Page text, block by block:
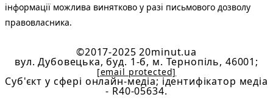
інформації можлива винятково у разі письмового дозволу
правовласника.
©2017-2025 20minut.ua
вул. Дубовецька, буд. 1-б, м. Тернопіль, 46001;
[email protected]
Cуб'єкт у сфері онлайн-медіа; ідентифікатор медіа
- R40-05634.